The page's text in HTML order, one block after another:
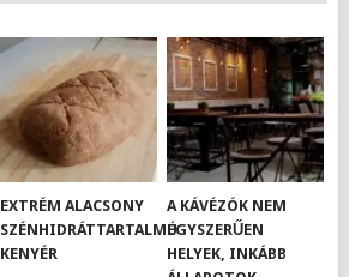
EXTRÉM ALACSONY
SZÉNHIDRÁTTARTALMÚ
KENYÉR
A KÁVÉZÓK NEM
EGYSZERŰEN
HELYEK, INKÁBB